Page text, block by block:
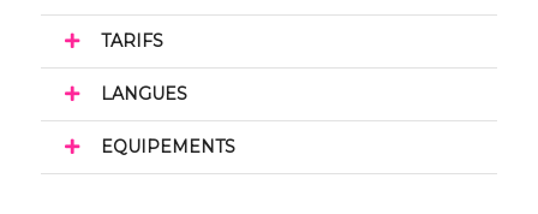
TARIFS
LANGUES
EQUIPEMENTS